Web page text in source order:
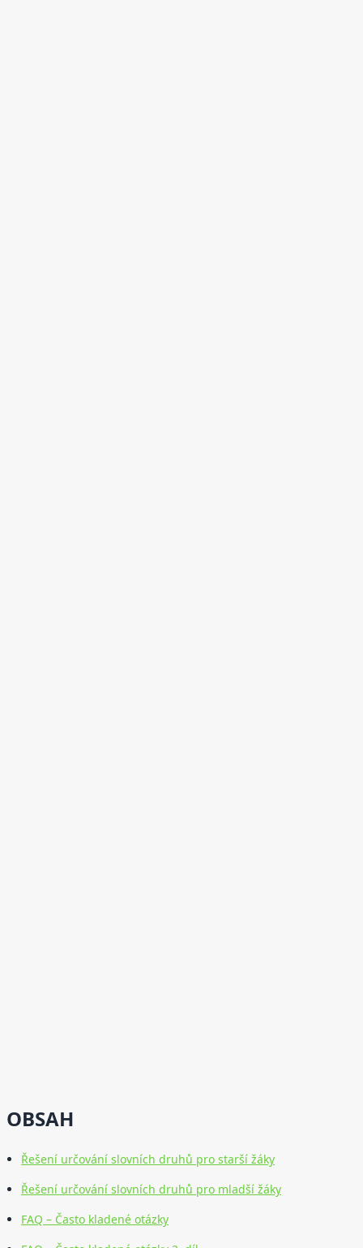
OBSAH
Řešení určování slovních druhů pro starší žáky
Řešení určování slovních druhů pro mladší žáky
FAQ – Často kladené otázky